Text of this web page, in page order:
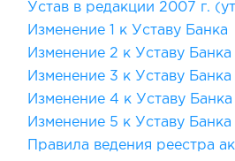
Устав в редакции 2007 г.
Изменение 1 к Уставу Банка
Изменение 2 к Уставу Банка
Изменение 3 к Уставу Банка
Изменение 4 к Уставу Банка
Изменение 5 к Уставу Банка
Правила ведения реестра